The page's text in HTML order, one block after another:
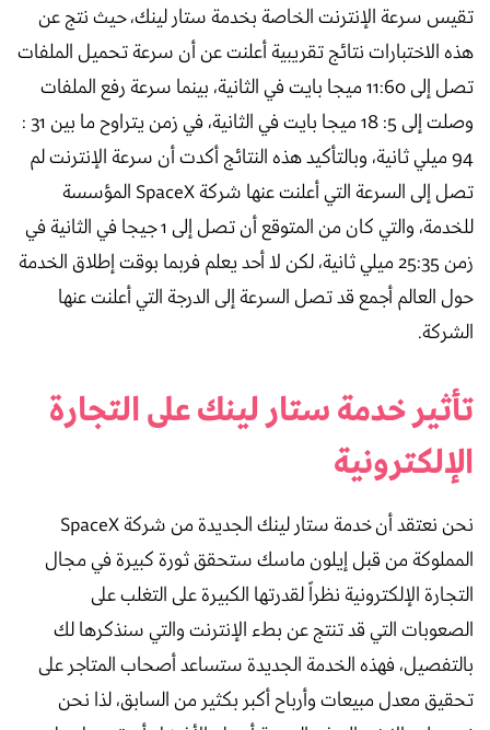
تقيس سرعة الإنترنت الخاصة بخدمة ستار لينك، حيث نتج عن
هذه الاختبارات نتائج تقريبية أعلنت عن أن سرعة تحميل الملفات
تصل إلى 11:60 ميجا بايت في الثانية، بينما سرعة رفع الملفات
وصلت إلى 5: 18 ميجا بايت في الثانية، في زمن يتراوح ما بين 31 :
94 ميلي ثانية، وبالتأكيد هذه النتائج أكدت أن سرعة الإنترنت لم
تصل إلى السرعة التي أعلنت عنها شركة SpaceX المؤسسة
للخدمة، والتي كان من المتوقع أن تصل إلى 1 جيجا في الثانية في
زمن 25:35 ميلي ثانية، لكن لا أحد يعلم فربما بوقت إطلاق الخدمة
حول العالم أجمع قد تصل السرعة إلى الدرجة التي أعلنت عنها
الشركة.
تأثير خدمة ستار لينك على التجارة
الإلكترونية
نحن نعتقد أن خدمة ستار لينك الجديدة من شركة SpaceX
المملوكة من قبل إيلون ماسك ستحقق ثورة كبيرة في مجال
التجارة الإلكترونية نظراً لقدرتها الكبيرة على التغلب على
الصعوبات التي قد تنتج عن بطء الإنترنت والتي سنذكرها لك
بالتفصيل، فهذه الخدمة الجديدة ستساعد أصحاب المتاجر على
تحقيق معدل مبيعات وأرباح أكبر بكثير من السابق، لذا نحن